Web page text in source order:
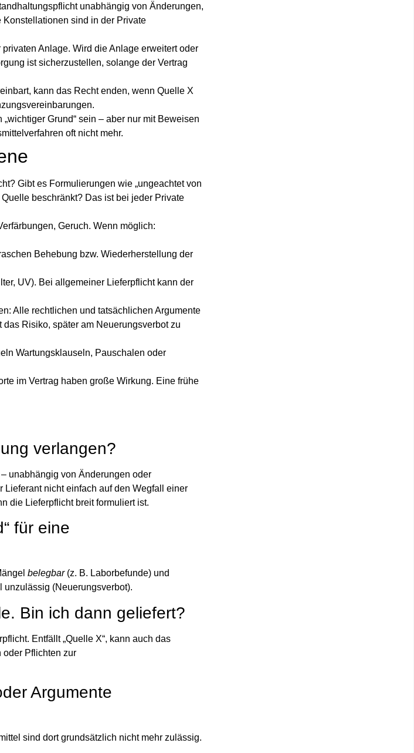
unabhängig von Änderungen,
Konstellationen sind in der Private
Anlage. Wird die Anlage erweitert oder
ist sicherzustellen, solange der Vertrag
kann das Recht enden, wenn Quelle X
Grund“ sein – aber nur mit Beweisen
oft nicht mehr.
Gibt es Formulierungen wie „ungeachtet von
beschränkt? Das ist bei jeder Private
Geruch. Wenn möglich:
Behebung bzw. Wiederherstellung der
UV). Bei allgemeiner Lieferpflicht kann der
Alle rechtlichen und tatsächlichen Argumente
Risiko, später am Neuerungsverbot zu
Wartungsklauseln, Pauschalen oder
im Vertrag haben große Wirkung. Eine frühe
verlangen?
unabhängig von Änderungen oder
Lieferant nicht einfach auf den Wegfall einer
die Lieferpflicht breit formuliert ist.
für eine
belegbar(z. B. Laborbefunde) und
unzulässig (Neuerungsverbot).
Bin ich dann geliefert?
Entfällt „Quelle X“, kann auch das
oder Pflichten zur
Argumente
sind dort grundsätzlich nicht mehr zulässig.